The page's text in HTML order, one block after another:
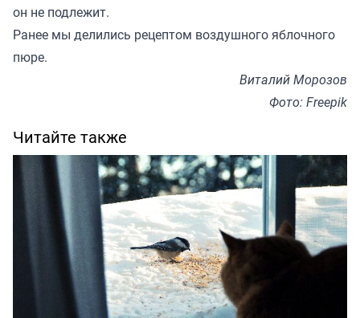
он не подлежит.
Ранее мы делились рецептом воздушного яблочного
пюре.
Виталий Морозов
Фото: Freepik
Читайте также